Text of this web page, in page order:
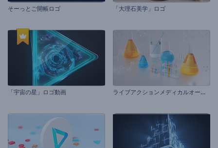
そーっとご開帳ロゴ 「大理石美学」ロゴ
「宇宙の星」ロゴ動画 ラ
イブアクションメディカルオープナー